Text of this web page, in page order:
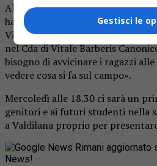
All’incontro erano presenti
hanno preso parte al progetto
Vitale Barberis Canonico. Proprio
nel Cda di Vitale Barberis
bisogno di avvicinare i ragazzi
vedere cosa si fa sul campo».
Mercoledì alle 18.30 ci sarà un
genitori e ai futuri studenti nella
aValdilana proprio per
Rimani aggiornato
News!
Gestisci le